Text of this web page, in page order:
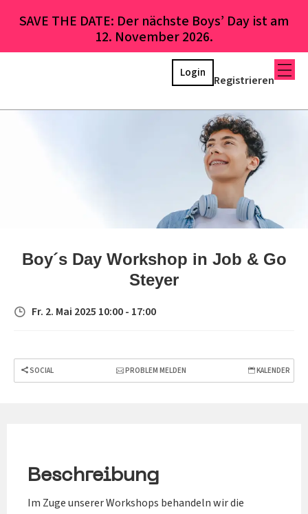
SAVE THE DATE: Der nächste Boys’ Day ist am
12. November 2026.
Registrieren
Login
Boy´s Day Workshop in Job & Go
Steyer
Fr. 2. Mai 2025 10:00 - 17:00
SOCIAL PROBLEM MELDEN KALENDER
Beschreibung
Im Zuge unserer Workshops behandeln wir die